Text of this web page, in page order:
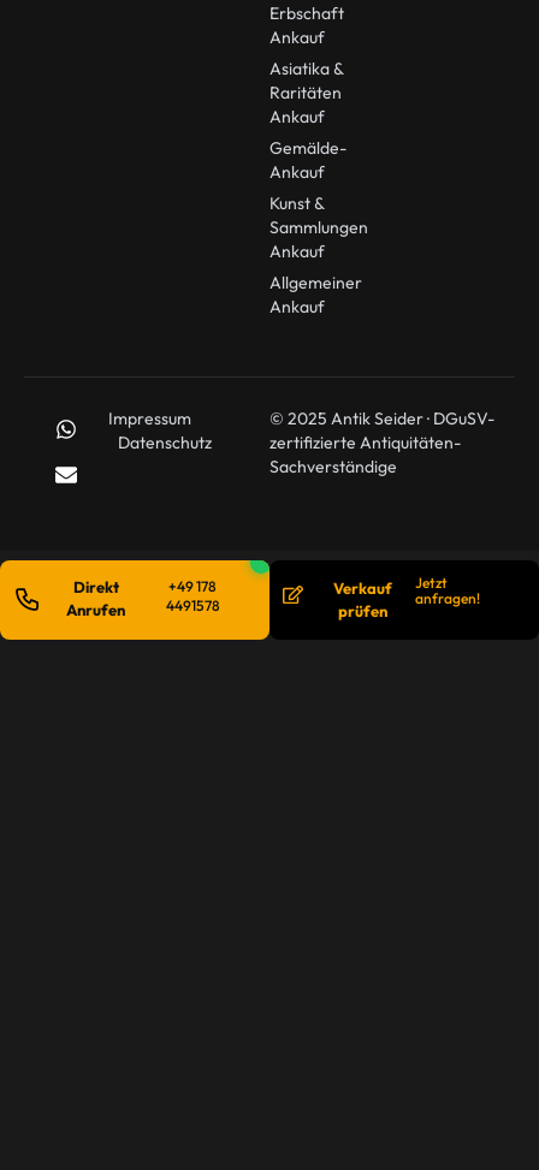
Erbschaft
Ankauf
Asiatika &
Raritäten
Ankauf
Gemälde-
Ankauf
Kunst &
Sammlungen
Ankauf
Allgemeiner
Ankauf
Impressum
Datenschutz
© 2025 Antik Seider · DGuSV-
zertifizierte Antiquitäten-
Sachverständige
Direkt
Anrufen
+49 178
4491578
Verkauf
prüfen
Jetzt
anfragen!